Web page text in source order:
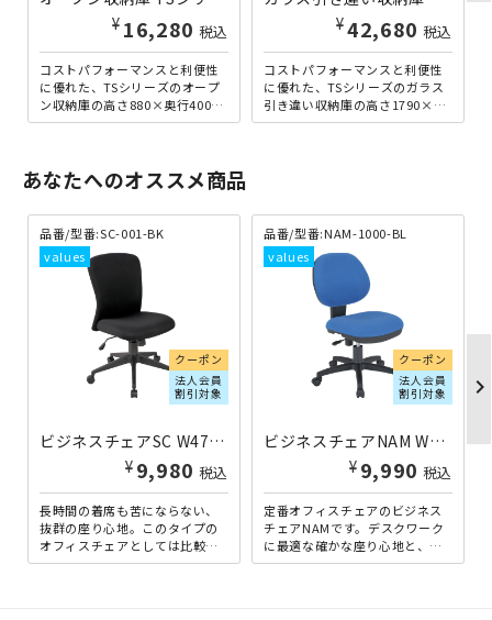
¥ 16,280 税込
コストパフォーマンスと利便性
に優れた、TSシリーズのオープ
ン収納庫の高さ880×奥行400m
mタイプです。扉のないオープ
¥42,680 税込
コストパフォーマンスと利便性
に優れた、TSシリーズのガラス
引き違い収納庫の高さ1790×幅
880×奥行400mmタイプです。
あなたへのオススメ商品
品番/型番:SC-001-BK
クーポン
法人会員
割引対象
ビジネスチェアSC W475×D550×H895-965 ブラック
¥ 9,980 税込
長時間の着席も苦にならない、
抜群の座り心地。このタイプの
オフィスチェアとしては比較的
ロープライスながら、クオリテ
品番/型番:NAM-1000-BL
クーポン
法人会員
割引対象
ビジネスチェアNAM W460×D570×H850-940 ブルー
¥ 9,990 税込
定番オフィスチェアのビジネス
チェアNAMです。デスクワーク
に最適な確かな座り心地と、シ
ンプルながら飽きがこないデザ
chevron_right